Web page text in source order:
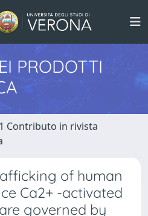
PRODOTTI
Contributo in rivista
of human
Ca2+ -activated
governed by